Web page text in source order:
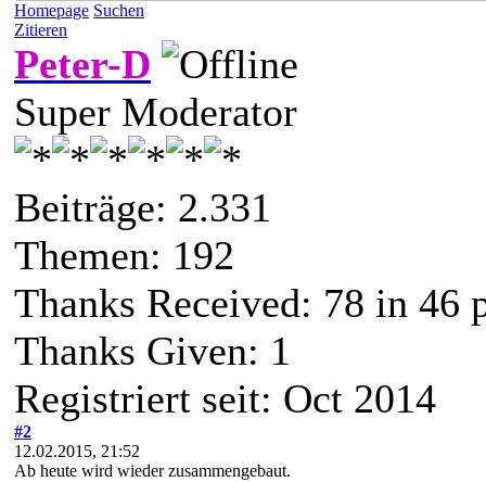
Homepage Suchen
Zitieren
Peter-D
Super Moderator
Beiträge: 2.331
Themen: 192
Thanks Received: 78 in 46
Thanks Given: 1
Registriert seit: Oct 2014
#2
12.02.2015, 21:52
Ab heute wird wieder zusammengebaut.